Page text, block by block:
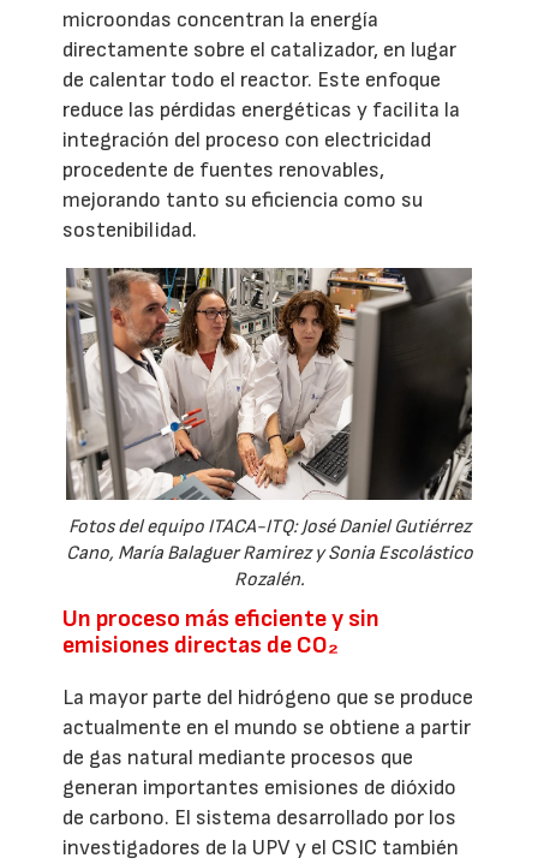
microondas concentran la energía
directamente sobre el catalizador, en lugar
de calentar todo el reactor. Este enfoque
reduce las pérdidas energéticas y facilita la
integración del proceso con electricidad
procedente de fuentes renovables,
mejorando tanto su eficiencia como su
sostenibilidad.
Fotos del equipo ITACA-ITQ: José Daniel Gutiérrez
Cano, María Balaguer Ramirez y Sonia Escolástico
Rozalén.
Un proceso más eficiente y sin
emisiones directas de CO₂
La mayor parte del hidrógeno que se produce
actualmente en el mundo se obtiene a partir
de gas natural mediante procesos que
generan importantes emisiones de dióxido
de carbono. El sistema desarrollado por los
investigadores de la UPV y el CSIC también